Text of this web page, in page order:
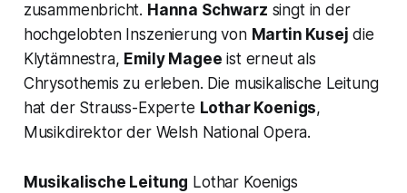
zusammenbricht. Hanna Schwarz singt in der
hochgelobten Inszenierung von Martin Kusej die
Klytämnestra, Emily Magee ist erneut als
Chrysothemis zu erleben. Die musikalische Leitung
hat der Strauss-Experte Lothar Koenigs,
Musikdirektor der Welsh National Opera.
Musikalische Leitung Lothar Koenigs